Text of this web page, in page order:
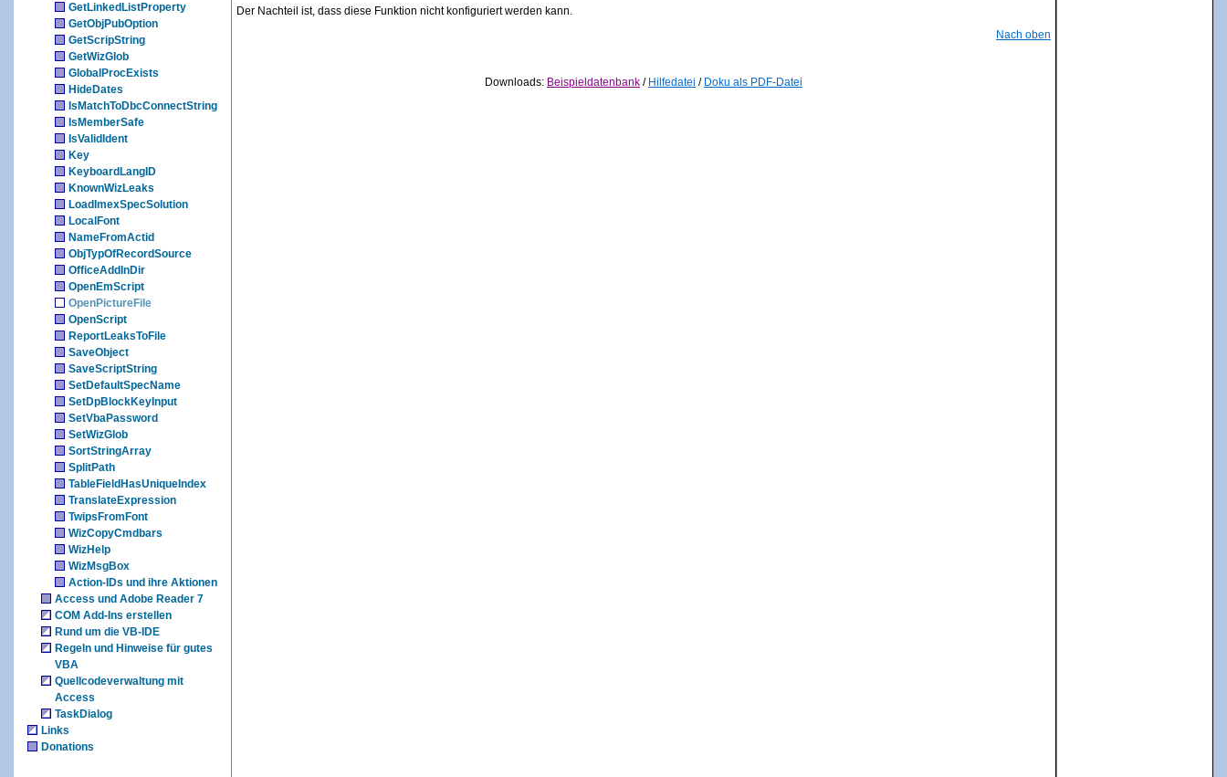
GetLinkedListProperty
GetObjPubOption
GetScripString
GetWizGlob
GlobalProcExists
HideDates
IsMatchToDbcConnectString
IsMemberSafe
IsValidIdent
Key
KeyboardLangID
KnownWizLeaks
LoadImexSpecSolution
LocalFont
NameFromActid
ObjTypOfRecordSource
OfficeAddInDir
OpenEmScript
OpenPictureFile
OpenScript
ReportLeaksToFile
SaveObject
SaveScriptString
SetDefaultSpecName
SetDpBlockKeyInput
SetVbaPassword
SetWizGlob
SortStringArray
SplitPath
TableFieldHasUniqueIndex
TranslateExpression
TwipsFromFont
WizCopyCmdbars
WizHelp
WizMsgBox
Action-IDs und ihre Aktionen
Access und Adobe Reader 7
COM Add-Ins erstellen
Rund um die VB-IDE
Regeln und Hinweise für gutes
VBA
Quellcodeverwaltung mit
Access
TaskDialog
Links
Donations
Der Nachteil ist, dass diese Funktion nicht konfiguriert werden kann.
Nach oben
Downloads: Beispieldatenbank / Hilfedatei / Doku als PDF-Datei